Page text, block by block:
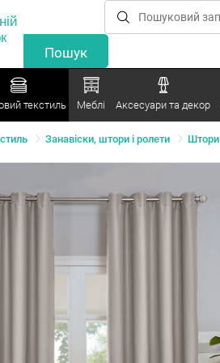
текстиль Меблі Аксесуари та декор
Занавіски, штори і ролети Штори